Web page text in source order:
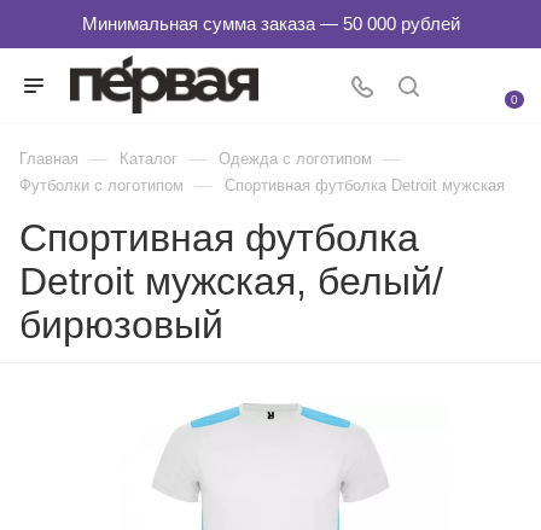
0
Главная — Каталог — Одежда с логотипом —
Футболки с логотипом — Спортивная футболка Detroit мужская
Спортивная футболка
Detroit мужская, белый/
бирюзовый